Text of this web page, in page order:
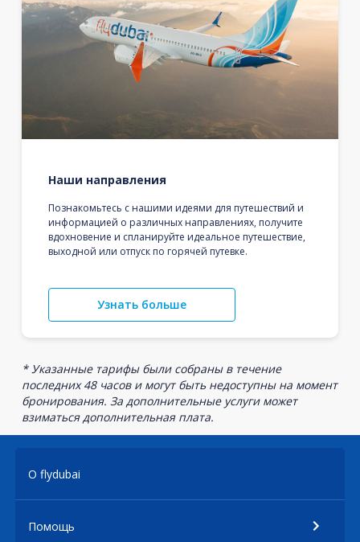
Наши направления
Познакомьтесь с нашими идеями для путешествий и
информацией о различных направлениях, получите
вдохновение и спланируйте идеальное путешествие,
выходной или отпуск по горячей путевке.
Узнать больше
* Указанные тарифы были собраны в течение
последних 48 часов и могут быть недоступны на момент
бронирования. За дополнительные услуги может
взиматься дополнительная плата.
О flydubai
Помощь